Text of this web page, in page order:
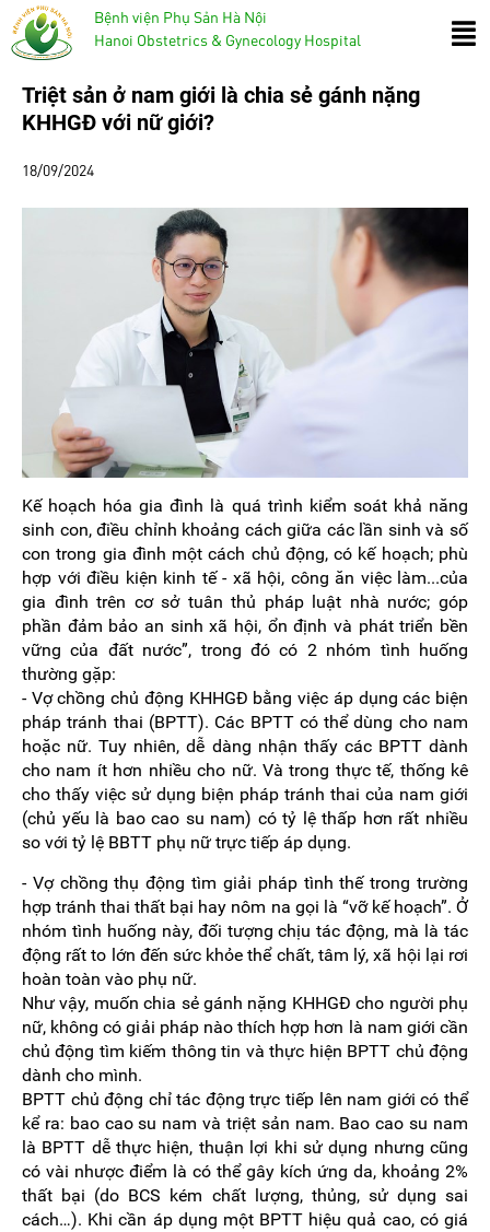
Bệnh viện Phụ Sản Hà Nội
Hanoi Obstetrics & Gynecology Hospital
Triệt sản ở nam giới là chia sẻ gánh nặng
KHHGĐ với nữ giới?
18/09/2024
Kế hoạch hóa gia đình là quá trình kiểm soát khả năng
sinh con, điều chỉnh khoảng cách giữa các lần sinh và số
con trong gia đình một cách chủ động, có kế hoạch; phù
hợp với điều kiện kinh tế - xã hội, công ăn việc làm...của
gia đình trên cơ sở tuân thủ pháp luật nhà nước; góp
phần đảm bảo an sinh xã hội, ổn định và phát triển bền
vững của đất nước”, trong đó có 2 nhóm tình huống
thường gặp:
- Vợ chồng chủ động KHHGĐ bằng việc áp dụng các biện
pháp tránh thai (BPTT). Các BPTT có thể dùng cho nam
hoặc nữ. Tuy nhiên, dễ dàng nhận thấy các BPTT dành
cho nam ít hơn nhiều cho nữ. Và trong thực tế, thống kê
cho thấy việc sử dụng biện pháp tránh thai của nam giới
(chủ yếu là bao cao su nam) có tỷ lệ thấp hơn rất nhiều
so với tỷ lệ BBTT phụ nữ trực tiếp áp dụng.
- Vợ chồng thụ động tìm giải pháp tình thế trong trường
hợp tránh thai thất bại hay nôm na gọi là “vỡ kế hoạch”. Ở
nhóm tình huống này, đối tượng chịu tác động, mà là tác
động rất to lớn đến sức khỏe thể chất, tâm lý, xã hội lại rơi
hoàn toàn vào phụ nữ.
Như vậy, muốn chia sẻ gánh nặng KHHGĐ cho người phụ
nữ, không có giải pháp nào thích hợp hơn là nam giới cần
chủ động tìm kiếm thông tin và thực hiện BPTT chủ động
dành cho mình.
BPTT chủ động chỉ tác động trực tiếp lên nam giới có thể
kể ra: bao cao su nam và triệt sản nam. Bao cao su nam
là BPTT dễ thực hiện, thuận lợi khi sử dụng nhưng cũng
có vài nhược điểm là có thể gây kích ứng da, khoảng 2%
thất bại (do BCS kém chất lượng, thủng, sử dụng sai
cách…). Khi cần áp dụng một BPTT hiệu quả cao, có giá